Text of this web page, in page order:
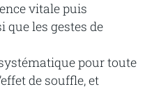
vitale puis
les gestes de
pour toute
de souffle, et